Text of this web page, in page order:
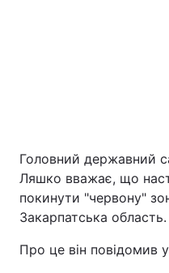
Спорт
Техно і зв'язок
Головний державний
Ляшко вважає, що
покинути "червону"
Закарпатська область.
Про це він повідомив